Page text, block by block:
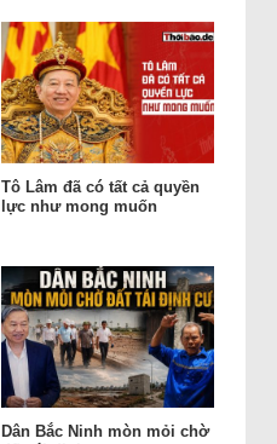
Tô Lâm đã có tất cả quyền
lực như mong muốn
Dân Bắc Ninh mòn mỏi chờ